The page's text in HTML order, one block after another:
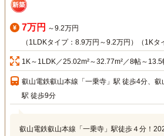
7万円 ～9.2万円
（1LDKタイプ：8.9万円～9.2万円）（1Kタ
1K～1LDK／25.02m²～32.77m²／8帖～13.5
叡山電鉄叡山本線「一乗寺」駅 徒歩4分、叡
駅 徒歩9分
叡山電鉄叡山本線「一乗寺」駅徒歩４分！